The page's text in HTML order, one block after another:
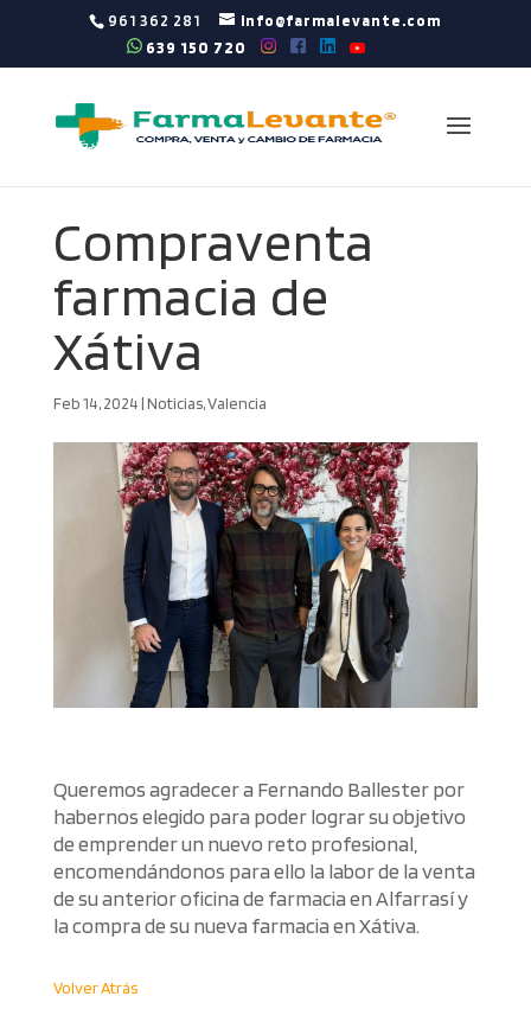
961 362 281 info@farmalevante.com
639 150 720
Compraventa
farmacia de
Xátiva
Feb 14, 2024|Noticias,Valencia
Queremos agradecer a Fernando Ballester por
habernos elegido para poder lograr su objetivo
de emprender un nuevo reto profesional,
encomendándonos para ello la labor de la venta
de su anterior oficina de farmacia en Alfarrasí y
la compra de su nueva farmacia en Xátiva.
Volver Atrás